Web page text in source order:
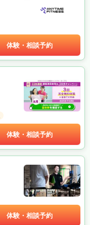
体験・相談予約
体験・相談予約
体験・相談予約